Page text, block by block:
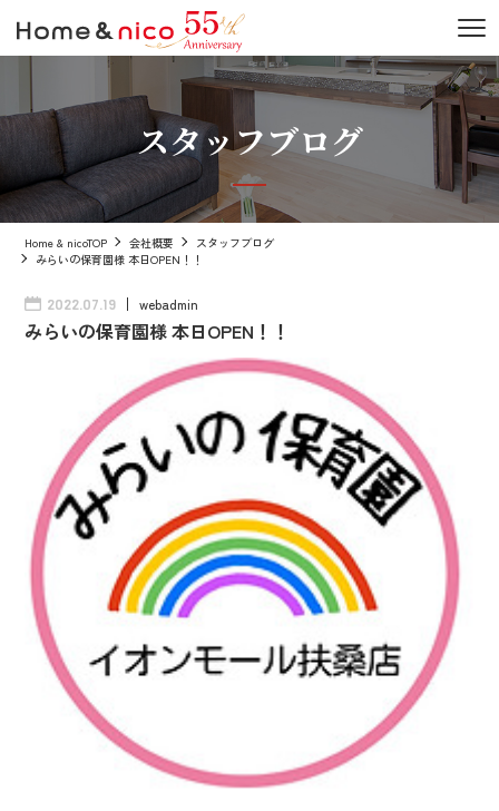
スタッフブログ
Home & nicoTOP 会社概要
スタッフブログ
みらいの保育園様 本日OPEN！！
2022.07.19 webadmin
みらいの保育園様 本日OPEN！！